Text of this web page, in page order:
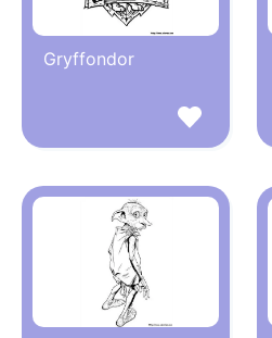
Gryffondor